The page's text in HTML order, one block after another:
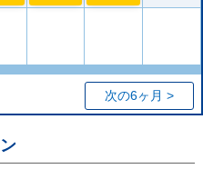
次の6ヶ月 >